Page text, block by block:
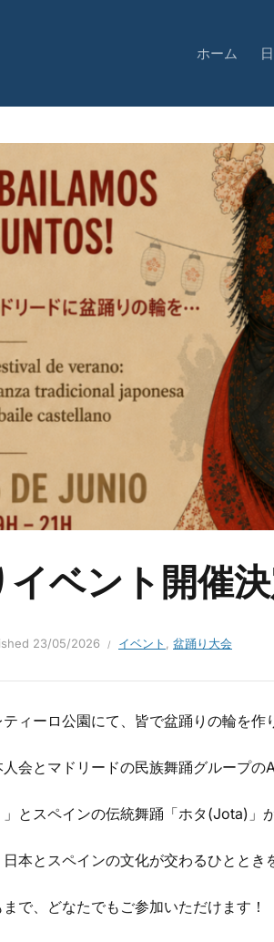
ホーム
ベント開催決
23/05/2026 イベント , 盆踊り大会
ィーロ公園にて、皆で盆踊りの輪を作
会とマドリードの民族舞踊グループの
とスペインの伝統舞踊「ホタ(Jota)」
本とスペインの文化が交わるひととき
で、どなたでもご参加いただけます！